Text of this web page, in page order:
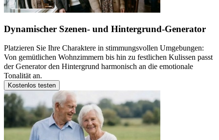
Dynamischer Szenen- und Hintergrund-Generator
Platzieren Sie Ihre Charaktere in stimmungsvollen Umgebungen:
Von gemütlichen Wohnzimmern bis hin zu festlichen Kulissen passt
der Generator den Hintergrund harmonisch an die emotionale
Tonalität an.
Kostenlos testen